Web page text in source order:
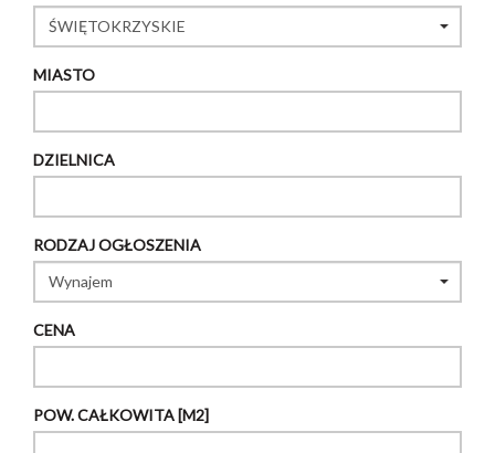
MIASTO
DZIELNICA
RODZAJ OGŁOSZENIA
CENA
POW. CAŁKOWITA [M2]